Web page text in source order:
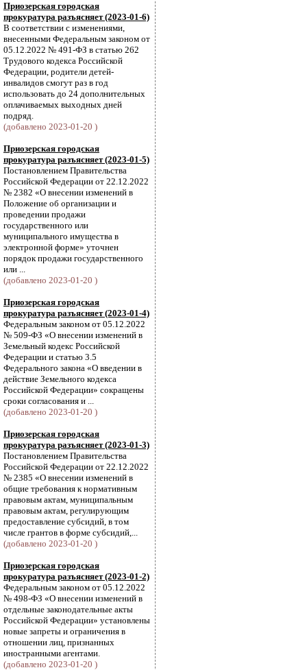
Приозерская городская
прокуратура разъясняет (2023-01-6)
В соответствии с изменениями,
внесенными Федеральным законом от
05.12.2022 № 491-ФЗ в статью 262
Трудового кодекса Российской
Федерации, родители детей-
инвалидов смогут раз в год
использовать до 24 дополнительных
оплачиваемых выходных дней
подряд.
(добавлено 2023-01-20 )
Приозерская городская
прокуратура разъясняет (2023-01-5)
Постановлением Правительства
Российской Федерации от 22.12.2022
№ 2382 «О внесении изменений в
Положение об организации и
проведении продажи
государственного или
муниципального имущества в
электронной форме» уточнен
порядок продажи государственного
или ...
(добавлено 2023-01-20 )
Приозерская городская
прокуратура разъясняет (2023-01-4)
Федеральным законом от 05.12.2022
№ 509-ФЗ «О внесении изменений в
Земельный кодекс Российской
Федерации и статью 3.5
Федерального закона «О введении в
действие Земельного кодекса
Российской Федерации» сокращены
сроки согласования и ...
(добавлено 2023-01-20 )
Приозерская городская
прокуратура разъясняет (2023-01-3)
Постановлением Правительства
Российской Федерации от 22.12.2022
№ 2385 «О внесении изменений в
общие требования к нормативным
правовым актам, муниципальным
правовым актам, регулирующим
предоставление субсидий, в том
числе грантов в форме субсидий,...
(добавлено 2023-01-20 )
Приозерская городская
прокуратура разъясняет (2023-01-2)
Федеральным законом от 05.12.2022
№ 498-ФЗ «О внесении изменений в
отдельные законодательные акты
Российской Федерации» установлены
новые запреты и ограничения в
отношении лиц, признанных
иностранными агентами.
(добавлено 2023-01-20 )